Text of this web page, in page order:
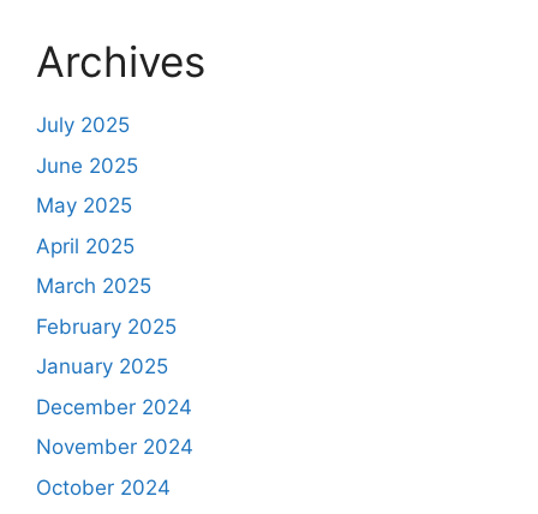
Archives
July 2025
June 2025
May 2025
April 2025
March 2025
February 2025
January 2025
December 2024
November 2024
October 2024